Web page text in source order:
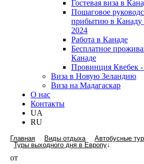
Гостевая виза в
Пошаговое
прибытию в Канаду
2024
Работа в Канаде
Бесплатное
Канаде
Провинция Квебек
Виза в Новую Зеландию
Виза на Мадагаскар
О нас
Контакты
UA
RU
Главная Виды отдыха
Автобусные
Туры выходного дня в Европу↓
от